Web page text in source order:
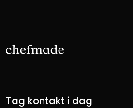
Tag kontakt i dag